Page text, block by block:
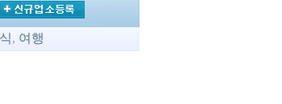
, 여행